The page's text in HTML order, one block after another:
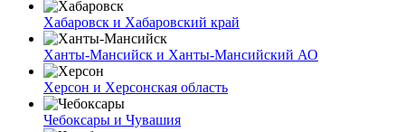
Хабаровск и Хабаровский край
Ханты-Мансийск и Ханты-Мансийский АО
Херсон и Херсонская область
Чебоксары и Чувашия